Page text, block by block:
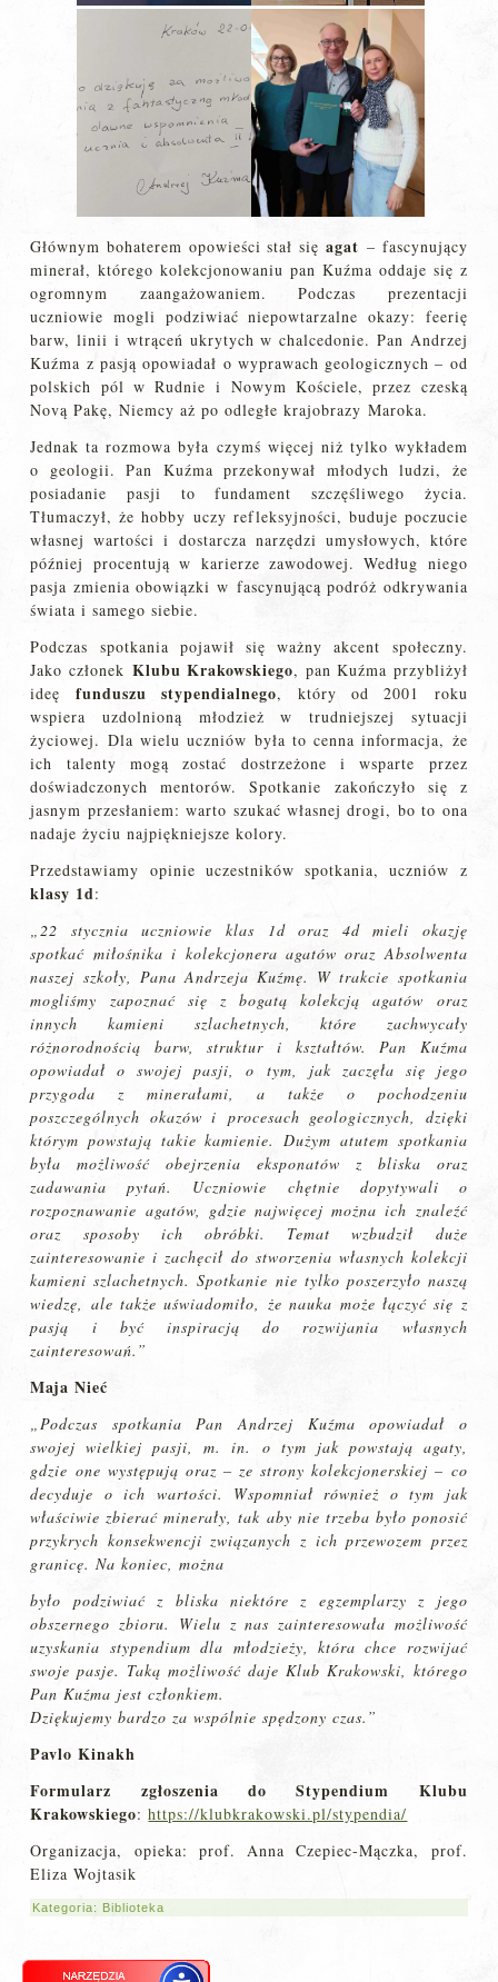
Głównym bohaterem opowieści stał sięagat – fascynujący
minerał, którego kolekcjonowaniu pan Kuźma oddaje się z
ogromnym zaangażowaniem. Podczas prezentacji
uczniowie mogli podziwiać niepowtarzalne okazy: feerię
barw, linii i wtrąceń ukrytych w chalcedonie. Pan Andrzej
Kuźma z pasją opowiadał o wyprawach geologicznych – od
polskich pól w Rudnie i Nowym Kościele, przez czeską
Novą Pakę, Niemcy aż po odległe krajobrazy Maroka.
Jednak ta rozmowa była czymś więcej niż tylko wykładem
o geologii. Pan Kuźma przekonywał młodych ludzi, że
posiadanie pasji to fundament szczęśliwego życia.
Tłumaczył, że hobby uczy refleksyjności, buduje poczucie
własnej wartości i dostarcza narzędzi umysłowych, które
później procentują w karierze zawodowej. Według niego
pasja zmienia obowiązki w fascynującą podróż odkrywania
świata i samego siebie.
Podczas spotkania pojawił się ważny akcent społeczny.
Jako członek Klubu Krakowskiego, pan Kuźma przybliżył
ideę funduszu stypendialnego, który od 2001 roku
wspiera uzdolnioną młodzież w trudniejszej sytuacji
życiowej. Dla wielu uczniów była to cenna informacja, że
ich talenty mogą zostać dostrzeżone i wsparte przez
doświadczonych mentorów. Spotkanie zakończyło się z
jasnym przesłaniem: warto szukać własnej drogi, bo to ona
nadaje życiu najpiękniejsze kolory.
Przedstawiamy opinie uczestników spotkania, uczniów z
klasy 1d:
„22 stycznia uczniowie klas 1d oraz 4d mieli okazję
spotkać miłośnika i kolekcjonera agatów oraz Absolwenta
naszej szkoły, Pana Andrzeja Kuźmę. W trakcie spotkania
mogliśmy zapoznać się z bogatą kolekcją agatów oraz
innych kamieni szlachetnych, które zachwycały
różnorodnością barw, struktur i kształtów. Pan Kuźma
opowiadał o swojej pasji, o tym, jak zaczęła się jego
przygoda z minerałami, a także o pochodzeniu
poszczególnych okazów i procesach geologicznych, dzięki
którym powstają takie kamienie. Dużym atutem spotkania
była możliwość obejrzenia eksponatów z bliska oraz
zadawania pytań. Uczniowie chętnie dopytywali o
rozpoznawanie agatów, gdzie najwięcej można ich znaleźć
oraz sposoby ich obróbki. Temat wzbudził duże
zainteresowanie i zachęcił do stworzenia własnych kolekcji
kamieni szlachetnych. Spotkanie nie tylko poszerzyło naszą
wiedzę, ale także uświadomiło, że nauka może łączyć się z
pasją i być inspiracją do rozwijania własnych
zainteresowań.”
Maja Nieć
„Podczas spotkania Pan Andrzej Kuźma opowiadał o
swojej wielkiej pasji, m. in. o tym jak powstają agaty,
gdzie one występują oraz – ze strony kolekcjonerskiej – co
decyduje o ich wartości. Wspomniał również o tym jak
właściwie zbierać minerały, tak aby nie trzeba było ponosić
przykrych konsekwencji związanych z ich przewozem przez
granicę. Na koniec, można
było podziwiać z bliska niektóre z egzemplarzy z jego
obszernego zbioru. Wielu z nas zainteresowała możliwość
uzyskania stypendium dla młodzieży, która chce rozwijać
swoje pasje. Taką możliwość daje Klub Krakowski, którego
Pan Kuźma jest członkiem.
Dziękujemy bardzo za wspólnie spędzony czas.”
Pavlo Kinakh
Formularz zgłoszenia do Stypendium Klubu
Krakowskiego:https://klubkrakowski.pl/stypendia/
Organizacja, opieka: prof. Anna Czepiec-Mączka, prof.
Eliza Wojtasik
Kategoria: Biblioteka